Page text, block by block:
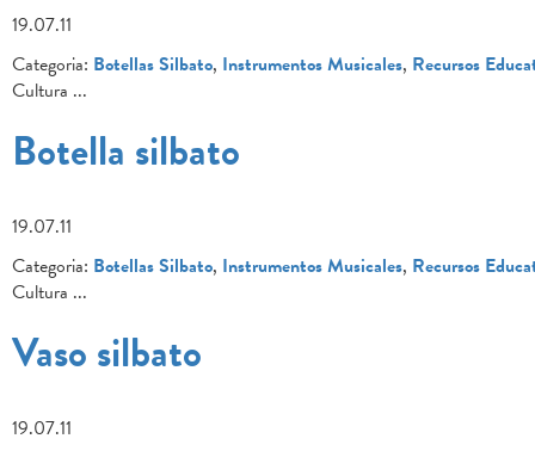
19.07.11
Categoria: Botellas Silbato, Instrumentos Musicales, Recursos
Cultura ...
Botella silbato
19.07.11
Categoria: Botellas Silbato, Instrumentos Musicales, Recursos
Cultura ...
Vaso silbato
19.07.11